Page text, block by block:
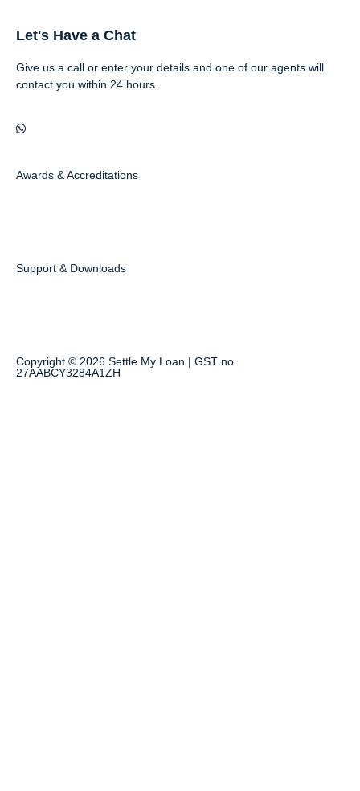
Let's Have a Chat
Give us a call or enter your details and one of our agents will
contact you within 24 hours.
Awards & Accreditations
Support & Downloads
Copyright © 2026 Settle My Loan | GST no.
27AABCY3284A1ZH